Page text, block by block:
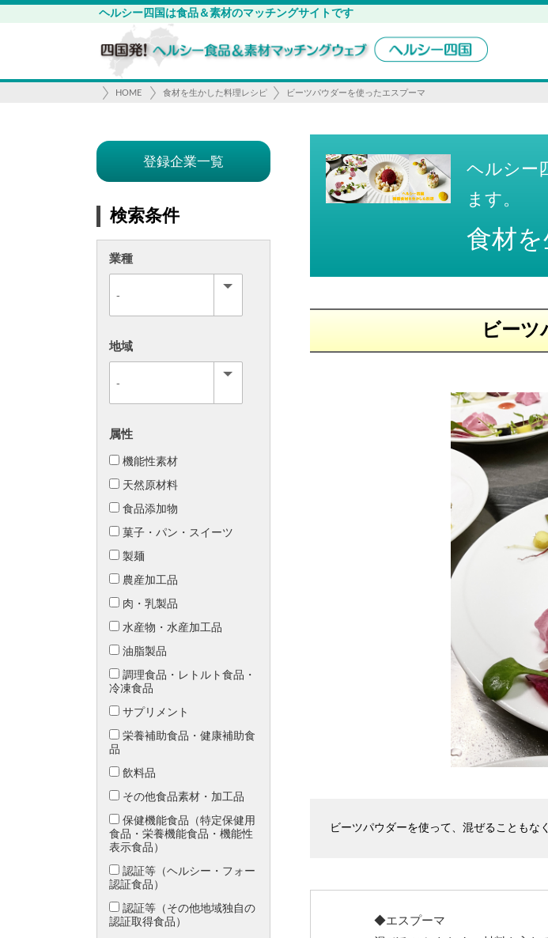
ヘルシー四国は食品＆素材のマッチングサイトです
HOME 食材を生かした料理レシピ ビーツパウダーを使ったエスプーマ
ヘルシー
ます。
食材
ビーツ
ビーツパウダーを使って、混ぜることもな
◆エスプーマ
登録企業一覧
検索条件
業種
地域
属性
機能性素材
天然原材料
食品添加物
菓子・パン・スイーツ
製麺
農産加工品
肉・乳製品
水産物・水産加工品
油脂製品
調理食品・レトルト食品・
冷凍食品
サプリメント
栄養補助食品・健康補助食
品
飲料品
その他食品素材・加工品
保健機能食品（特定保健用
食品・栄養機能食品・機能性
表示食品）
認証等（ヘルシー・フォー
認証食品）
認証等（その他地域独自の
認証取得食品）